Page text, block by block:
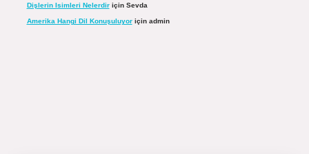
Dişlerin Isimleri Nelerdiriçin Sevda
Amerika Hangi Dil Konuşuluyoriçin admin